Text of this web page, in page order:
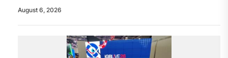
August 6, 2026